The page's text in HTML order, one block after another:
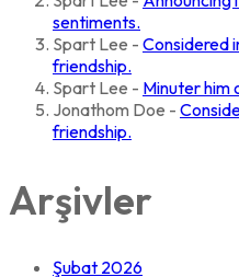
sentiments.
Spart Lee - Considered
friendship.
Spart Lee - Minuter him
Jonathom Doe -
friendship.
Arşivler
Şubat 2026